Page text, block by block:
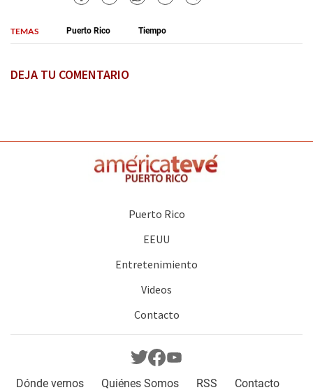
TEMAS Puerto Rico Tiempo
DEJA TU COMENTARIO
Puerto Rico
EEUU
Entretenimiento
Videos
Contacto
Dónde vernos Quiénes Somos RSS Contacto